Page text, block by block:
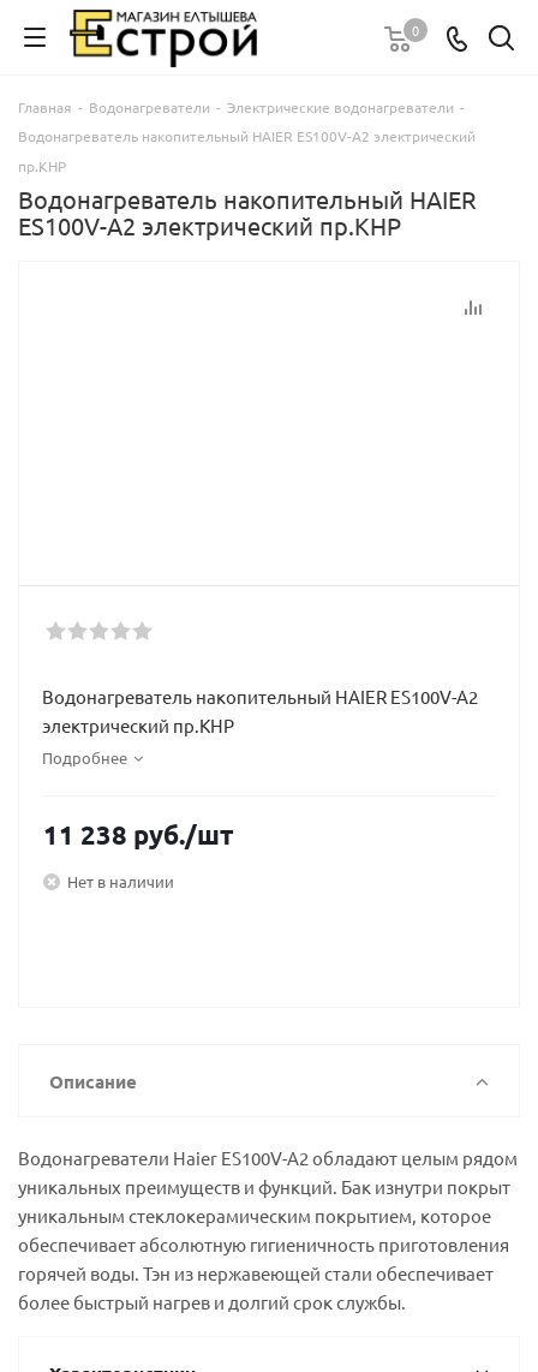
0
Главная - Водонагреватели - Электрические водонагреватели -
Водонагреватель накопительный HAIER ES100V-A2 электрический
пр.КНР
Водонагреватель накопительный HAIER
ES100V-A2 электрический пр.КНР
Водонагреватель накопительный HAIER ES100V-A2
электрический пр.КНР
Подробнее
11 238 руб./шт
Нет в наличии
Описание
Водонагреватели Haier ES100V-A2 обладают целым рядом
уникальных преимуществ и функций. Бак изнутри покрыт
уникальным стеклокерамическим покрытием, которое
обеспечивает абсолютную гигиеничность приготовления
горячей воды. Тэн из нержавеющей стали обеспечивает
более быстрый нагрев и долгий срок службы.